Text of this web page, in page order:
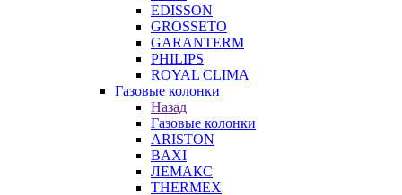
EDISSON
GROSSETO
GARANTERM
PHILIPS
ROYAL CLIMA
Газовые колонки
Назад
Газовые колонки
ARISTON
BAXI
ЛЕМАКС
THERMEX